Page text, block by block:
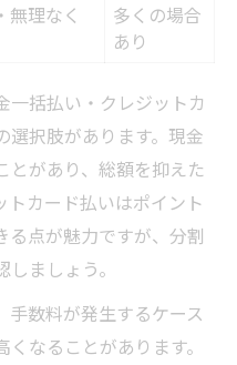
無理なく
多くの場合
あり
一括払い・クレジットカ
選択肢があります。現金
とがあり、総額を抑えた
トカード払いはポイント
る点が魅力ですが、分割
ましょう。
数料が発生するケース
なることがあります。